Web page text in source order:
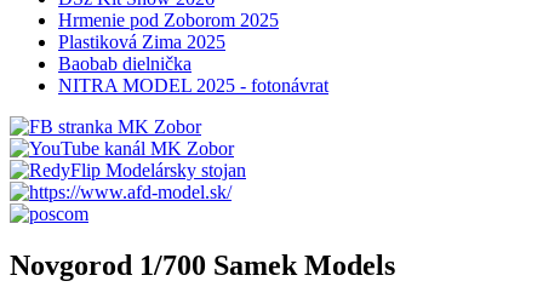
Hrmenie pod Zoborom 2025
Plastiková Zima 2025
Baobab dielnička
NITRA MODEL 2025 - fotonávrat
Novgorod 1/700 Samek Models